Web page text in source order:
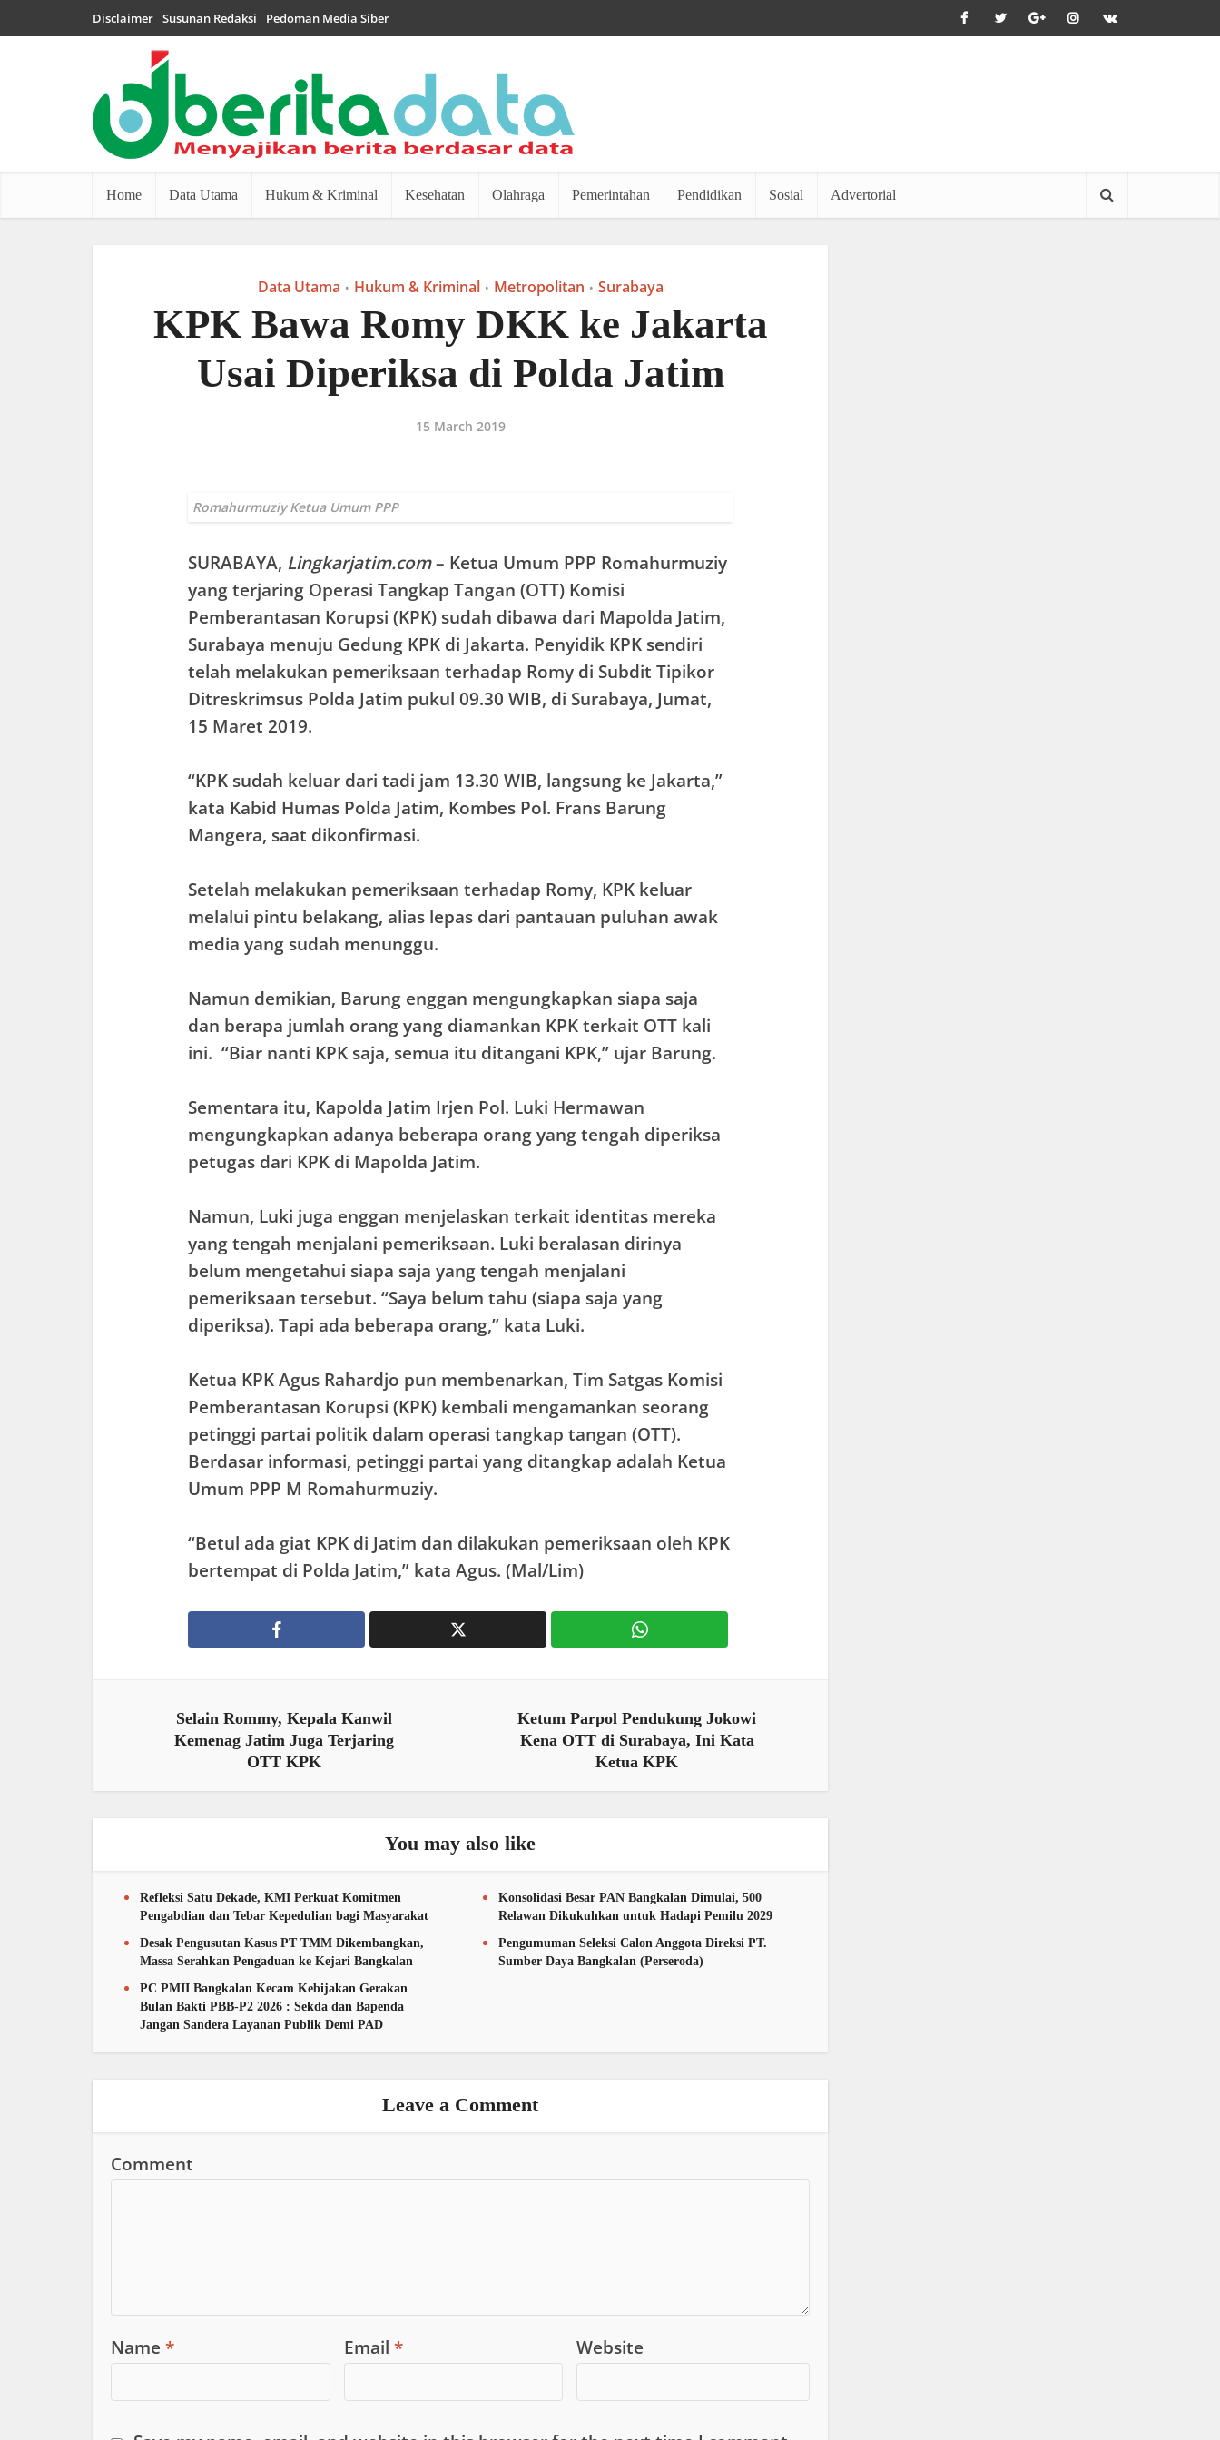
Disclaimer Susunan Redaksi Pedoman Media Siber
Home Data Utama Hukum & Kriminal Kesehatan Olahraga Pemerintahan Pendidikan Sosial Advertorial
Data Utama • Hukum & Kriminal • Metropolitan • Surabaya
KPK Bawa Romy DKK ke Jakarta
Usai Diperiksa di Polda Jatim
15 March 2019
Romahurmuziy Ketua Umum PPP
SURABAYA, Lingkarjatim.com– Ketua Umum PPP Romahurmuziy
yang terjaring Operasi Tangkap Tangan (OTT) Komisi
Pemberantasan Korupsi (KPK) sudah dibawa dari Mapolda Jatim,
Surabaya menuju Gedung KPK di Jakarta. Penyidik KPK sendiri
telah melakukan pemeriksaan terhadap Romy di Subdit Tipikor
Ditreskrimsus Polda Jatim pukul 09.30 WIB, di Surabaya, Jumat,
15 Maret 2019.
“KPK sudah keluar dari tadi jam 13.30 WIB, langsung ke Jakarta,”
kata Kabid Humas Polda Jatim, Kombes Pol. Frans Barung
Mangera, saat dikonfirmasi.
Setelah melakukan pemeriksaan terhadap Romy, KPK keluar
melalui pintu belakang, alias lepas dari pantauan puluhan awak
media yang sudah menunggu.
Namun demikian, Barung enggan mengungkapkan siapa saja
dan berapa jumlah orang yang diamankan KPK terkait OTT kali
ini. “Biar nanti KPK saja, semua itu ditangani KPK,” ujar Barung.
Sementara itu, Kapolda Jatim Irjen Pol. Luki Hermawan
mengungkapkan adanya beberapa orang yang tengah diperiksa
petugas dari KPK di Mapolda Jatim.
Namun, Luki juga enggan menjelaskan terkait identitas mereka
yang tengah menjalani pemeriksaan. Luki beralasan dirinya
belum mengetahui siapa saja yang tengah menjalani
pemeriksaan tersebut. “Saya belum tahu (siapa saja yang
diperiksa). Tapi ada beberapa orang,” kata Luki.
Ketua KPK Agus Rahardjo pun membenarkan, Tim Satgas Komisi
Pemberantasan Korupsi (KPK) kembali mengamankan seorang
petinggi partai politik dalam operasi tangkap tangan (OTT).
Berdasar informasi, petinggi partai yang ditangkap adalah Ketua
Umum PPP M Romahurmuziy.
“Betul ada giat KPK di Jatim dan dilakukan pemeriksaan oleh KPK
bertempat di Polda Jatim,” kata Agus. (Mal/Lim)
Selain Rommy, Kepala Kanwil
Kemenag Jatim Juga Terjaring
OTT KPK
Ketum Parpol Pendukung Jokowi
Kena OTT di Surabaya, Ini Kata
Ketua KPK
You may also like
Refleksi Satu Dekade, KMI Perkuat Komitmen
Pengabdian dan Tebar Kepedulian bagi Masyarakat
Konsolidasi Besar PAN Bangkalan Dimulai, 500
Relawan Dikukuhkan untuk Hadapi Pemilu 2029
Desak Pengusutan Kasus PT TMM Dikembangkan,
Massa Serahkan Pengaduan ke Kejari Bangkalan
Pengumuman Seleksi Calon Anggota Direksi PT.
Sumber Daya Bangkalan (Perseroda)
PC PMII Bangkalan Kecam Kebijakan Gerakan
Bulan Bakti PBB-P2 2026 : Sekda dan Bapenda
Jangan Sandera Layanan Publik Demi PAD
Leave a Comment
Comment
Name * Email * Website